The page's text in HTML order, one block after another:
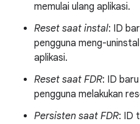
memulai ulang aplikasi.
Reset saat instal: ID
pengguna meng-
aplikasi.
Reset saat FDR: ID
pengguna melakukan
Persisten saat FDR: ID